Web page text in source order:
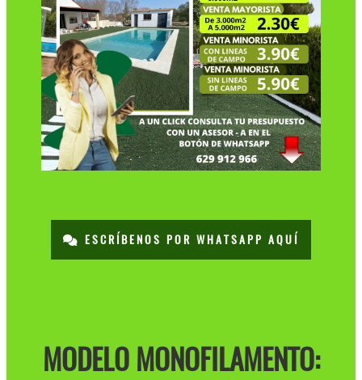
ESCRÍBENOS POR WHATSAPP AQUÍ
MODELO MONOFILAMENTO: